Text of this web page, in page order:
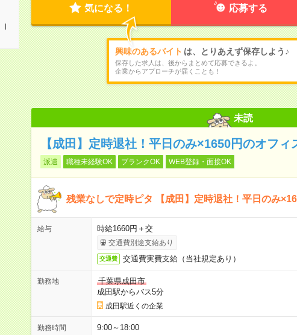
気になる！ 応募する
興味のあるバイト は、とりあえず保存しよう♪
保存した求人は、後からまとめて応募できるよ。
企業からアプローチが届くことも！
未読
【成田】定時退社！平日のみ×1650円のオフィ
派遣 職種未経験OK ブランクOK WEB登録・面接OK
残業なしで定時ピタ 【成田】定時退社！平日のみ
給与 時給1660円＋交
交通費別途支給あり
交通費 交通費実費支給（当社規定あり）
勤務地
千葉県成田市
成田駅からバス5分
成田駅近くの企業
勤務時間 9:00～18:00